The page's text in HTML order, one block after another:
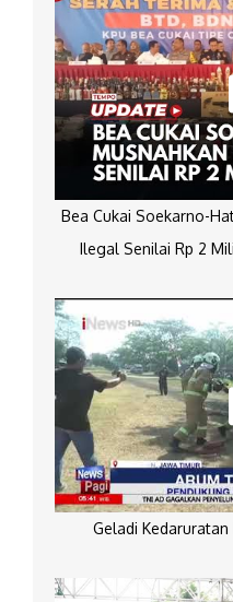
Bea Cukai Soekarno-
Ilegal Senilai Rp 2
Geladi Kedaruratan